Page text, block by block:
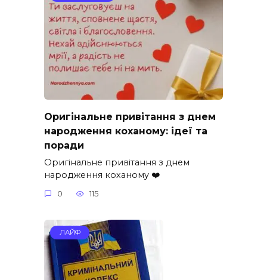
Оригінальне привітання з днем
народження коханому: ідеї та
поради
Оригінальне привітання з днем
народження коханому ❤️
0 115
ЛАЙФ